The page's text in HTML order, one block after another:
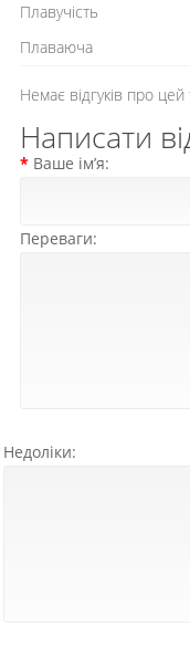
Плавучість
Плаваюча
Немає відгуків про цей
Написати
Ваше ім’я:
Переваги:
Недоліки: